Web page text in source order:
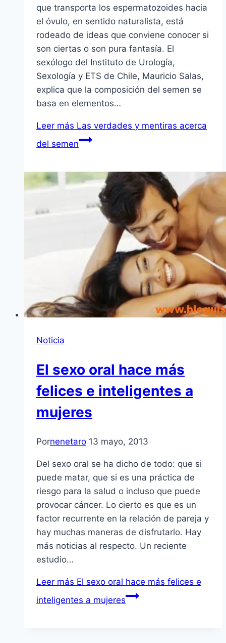
que transporta los espermatozoides hacia
el óvulo, en sentido naturalista, está
rodeado de ideas que conviene conocer si
son ciertas o son pura fantasía. El
sexólogo del Instituto de Urología,
Sexología y ETS de Chile, Mauricio Salas,
explica que la composición del semen se
basa en elementos…
Leer más Las verdades y mentiras acerca
del semen
Noticia
El sexo oral hace más
felices e inteligentes a
mujeres
Pornenetaro 13 mayo, 2013
Del sexo oral se ha dicho de todo: que si
puede matar, que si es una práctica de
riesgo para la salud o incluso que puede
provocar cáncer. Lo cierto es que es un
factor recurrente en la relación de pareja y
hay muchas maneras de disfrutarlo. Hay
más noticias al respecto. Un reciente
estudio…
Leer más El sexo oral hace más felices e
inteligentes a mujeres